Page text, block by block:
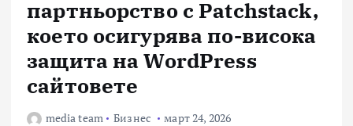
партньорство с Patchstack,
което осигурява по-висока
защита на WordPress
сайтовете
media team Бизнес март 24, 2026